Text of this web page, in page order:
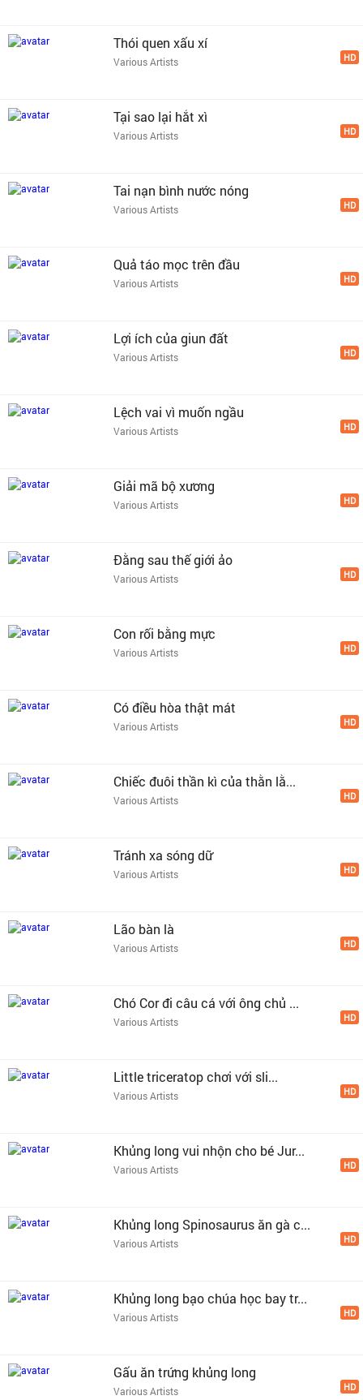
Thói quen xấu xí
Various Artists HD
Tại sao lại hắt xì
Various Artists HD
Tai nạn bình nước nóng
Various Artists HD
Quả táo mọc trên đầu
Various Artists HD
Lợi ích của giun đất
Various Artists HD
Lệch vai vì muốn ngầu
Various Artists HD
Giải mã bộ xương
Various Artists HD
Đằng sau thế giới ảo
Various Artists HD
Con rối bằng mực
Various Artists HD
Có điều hòa thật mát
Various Artists HD
Chiếc đuôi thần kì của thằn lằ...
Various Artists HD
Tránh xa sóng dữ
Various Artists HD
Lão bàn là
Various Artists HD
Chó Cor đi câu cá với ông chủ ...
Various Artists HD
Little triceratop chơi với sli...
Various Artists HD
Khủng long vui nhộn cho bé Jur...
Various Artists HD
Khủng long Spinosaurus ăn gà c...
Various Artists HD
Khủng long bạo chúa học bay tr...
Various Artists HD
Gấu ăn trứng khủng long
Various Artists HD